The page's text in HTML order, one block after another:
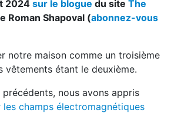
2024 sur le blogue du site The
Roman Shapoval (abonnez-vous
notre maison comme un troisième
vêtements étant le deuxième.
nous avons appris
champs électromagnétiques